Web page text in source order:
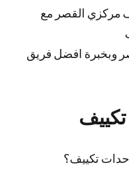
مركزي القصر مع
وبخبرة افضل فريق
تكييف؟